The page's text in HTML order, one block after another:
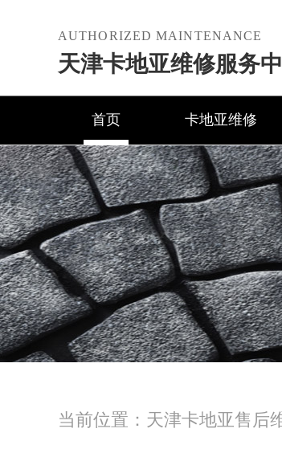
AUTHORIZED MAINTENANCE
天津卡地亚维修服务
首页 卡地亚维修
当前位置： 天津卡地亚售后